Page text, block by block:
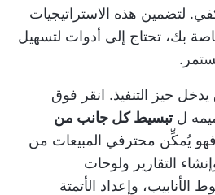
لتضمين هذه الاستراتيجيات
بك، تحتاج إلى أدوات لتسهيل
يدخل حيز التنفيذ. انقر فوق
لتبسيط كل جانب من
يُمكِّن محترفي المبيعات من
التقارير ولوحات
الأنابيب، وإعداد الأتمتة